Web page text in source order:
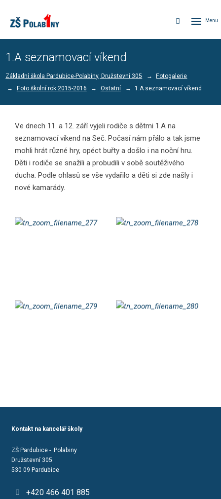
Vyhledávání
1.A seznamovací víkend
Základní škola Pardubice-Polabiny, Družstevní 305
Fotogalerie
Foto školní rok 2015-2016
Ostatní 1.A seznamovací víkend
Ve dnech 11. a 12. září vyjeli rodiče s dětmi 1.A na
seznamovací víkend na Seč. Počasí nám přálo a tak jsme
mohli hrát různé hry, opéct buřty a došlo i na noční hru.
Děti i rodiče se snažili a probudili v sobě soutěživého
ducha. Podle ohlasů se vše vydařilo a děti si zde našly i
nové kamarády.
Kontakt na kancelář školy
ZŠ Pardubice - Polabiny
Družstevní 305
530 09 Pardubice
+420 466 401 885